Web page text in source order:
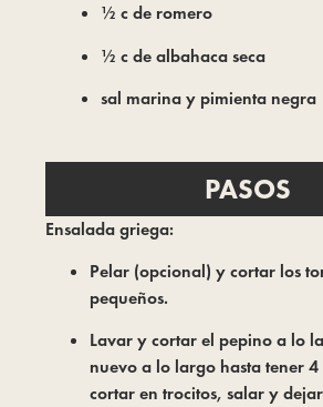
½ c de romero
½ c de albahaca seca
sal marina y pimienta negra
PASOS
Ensalada griega:
Pelar (opcional) y cortar los
pequeños.
Lavar y cortar el pepino a lo
nuevo a lo largo hasta tener 4
cortar en trocitos, salar y